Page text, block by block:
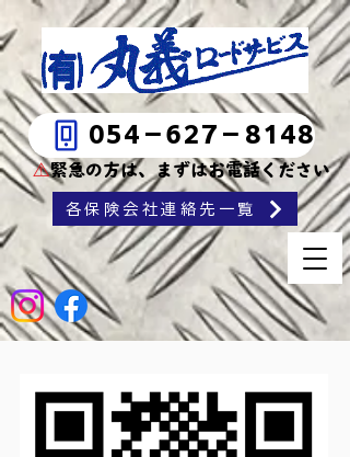
https://square.link/u/QGyS1H2O
054－627－8148
⚠緊急の方は、まずはお電話ください
各保険会社連絡先一覧